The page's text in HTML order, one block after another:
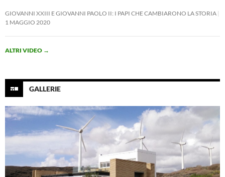
GIOVANNI XXIII E GIOVANNI PAOLO II: I PAPI CHE CAMBIARONO LA STORIA
1 MAGGIO 2020
ALTRI VIDEO →
GALLERIE